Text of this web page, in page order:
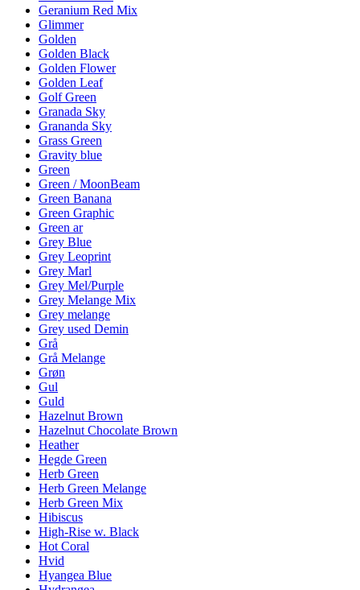
Geranium Red Mix
Glimmer
Golden
Golden Black
Golden Flower
Golden Leaf
Golf Green
Granada Sky
Grananda Sky
Grass Green
Gravity blue
Green
Green / MoonBeam
Green Banana
Green Graphic
Green ar
Grey Blue
Grey Leoprint
Grey Marl
Grey Mel/Purple
Grey Melange Mix
Grey melange
Grey used Demin
Grå
Grå Melange
Grøn
Gul
Guld
Hazelnut Brown
Hazelnut Chocolate Brown
Heather
Hegde Green
Herb Green
Herb Green Melange
Herb Green Mix
Hibiscus
High-Rise w. Black
Hot Coral
Hvid
Hyangea Blue